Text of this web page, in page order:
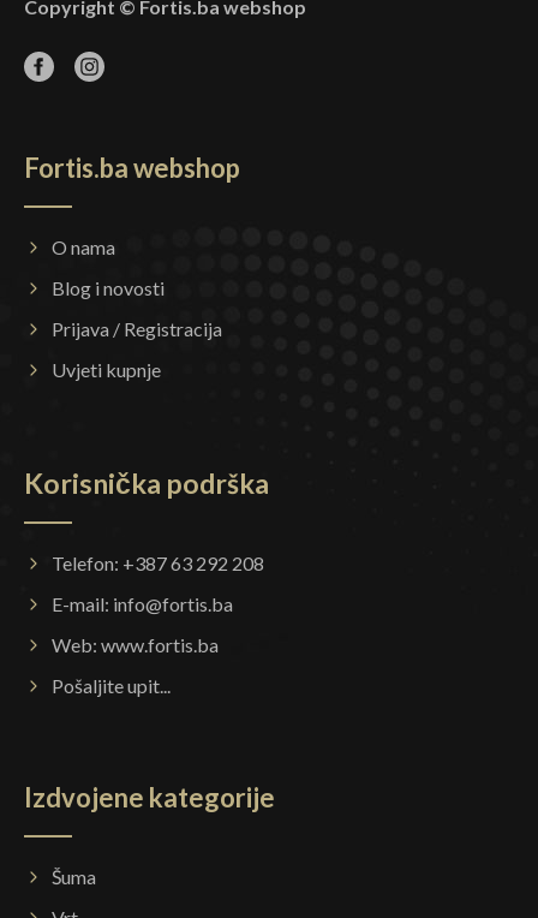
Copyright © Fortis.ba webshop
Fortis.ba webshop
O nama
Blog i novosti
Prijava / Registracija
Uvjeti kupnje
Korisnička podrška
Telefon: +387 63 292 208
E-mail: info@fortis.ba
Web: www.fortis.ba
Pošaljite upit...
Izdvojene kategorije
Šuma